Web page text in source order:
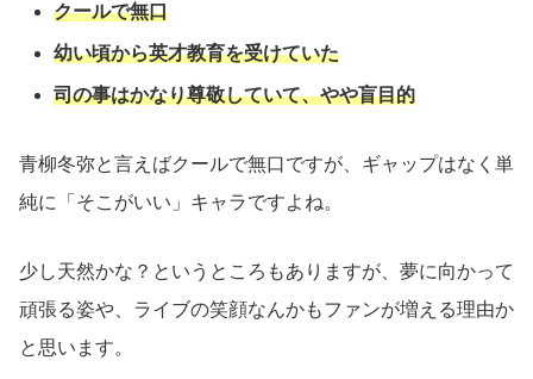
クールで無口
幼い頃から英才教育を受けていた
司の事はかなり尊敬していて、やや盲目的
青柳冬弥と言えばクールで無口ですが、ギャップはなく単
純に「そこがいい」キャラですよね。
少し天然かな？というところもありますが、夢に向かって
頑張る姿や、ライブの笑顔なんかもファンが増える理由か
と思います。